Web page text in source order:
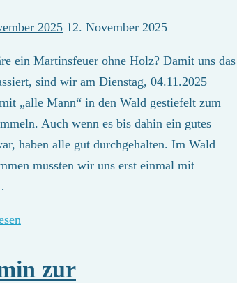
2025 12. November 2025
ein Martinsfeuer ohne Holz? Damit uns das
sind wir am Dienstag, 04.11.2025
„alle Mann“ in den Wald gestiefelt zum
Auch wenn es bis dahin ein gutes
haben alle gut durchgehalten. Im Wald
mussten wir uns erst einmal mit
zur